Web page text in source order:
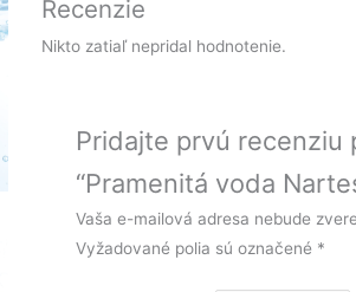
Recenzie
Nikto zatiaľ nepridal hodnotenie.
Pridajte prvú recenziu
“Pramenitá voda
Vaša e-mailová adresa nebude
Vyžadované polia sú označené *